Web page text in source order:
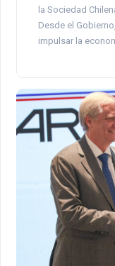
la Sociedad
Desde el
impulsar la